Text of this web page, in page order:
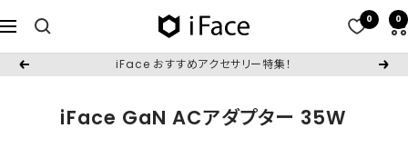
ン
ナ
ビ
ゲ
iFace
日
本
式
0 0
戻
iFace おすすめアクセサリー特集！
次
iFace GaN ACアダプター 35W